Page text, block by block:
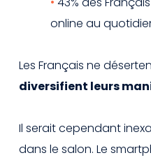
online au
Les Français ne
diversifient leurs
Il serait cependant
dans le salon. Le